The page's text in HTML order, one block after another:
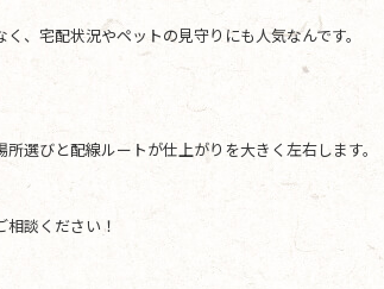
、宅配状況やペットの見守りにも人気なんです。
選びと配線ルートが仕上がりを大きく左右します。
談ください！